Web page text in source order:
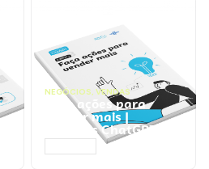
NEGÓCIOS, VENDAS
Faça ações para
vender mais |
Prompts ChatGPT